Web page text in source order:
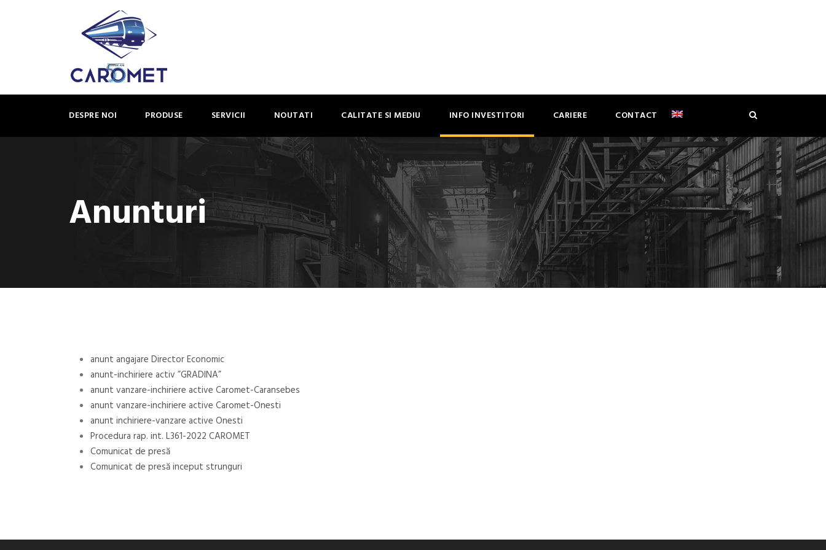
DESPRE NOI PRODUSE SERVICII NOUTATI CALITATE SI MEDIU INFO INVESTITORI CARIERE CONTACT
Anunturi
anunt angajare Director Economic
anunt-inchiriere activ ”GRADINA”
anunt vanzare-inchiriere active Caromet-Caransebes
anunt vanzare-inchiriere active Caromet-Onesti
anunt inchiriere-vanzare active Onesti
Procedura rap. int. L361-2022 CAROMET
Comunicat de presă
Comunicat de presă inceput strunguri